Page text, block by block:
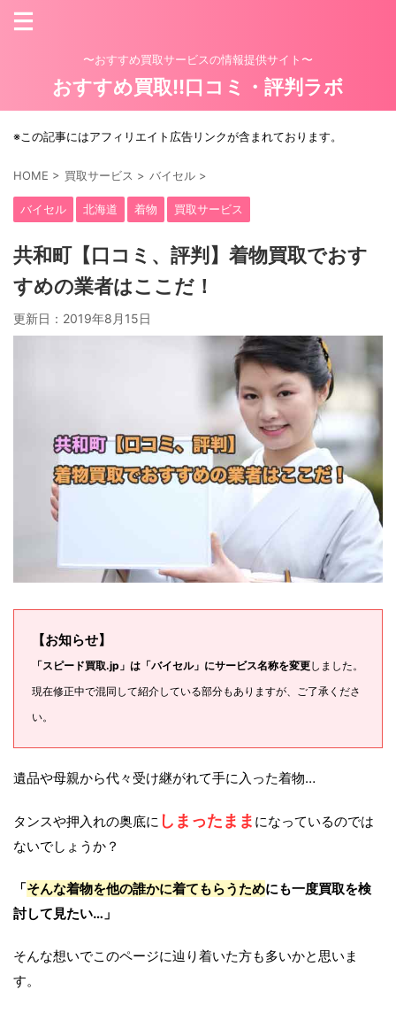
〜おすすめ買取サービスの情報提供サイト〜
おすすめ買取!!口コミ・評判ラボ
※この記事にはアフィリエイト広告リンクが含まれております。
HOME > 買取サービス > バイセル >
バイセル 北海道 着物 買取サービス
共和町【口コミ、評判】着物買取でおす
すめの業者はここだ！
更新日： 2019年8月15日
【お知らせ】
「スピード買取.jp」は「バイセル」にサービス名称を変更しました。
現在修正中で混同して紹介している部分もありますが、ご了承くださ
い。
遺品や母親から代々受け継がれて手に入った着物…
タンスや押入れの奥底に しまったまま になっているのでは
ないでしょうか？
「そんな着物を他の誰かに着てもらうためにも一度買取を検
討して見たい…」
そんな想いでこのページに辿り着いた方も多いかと思いま
す。